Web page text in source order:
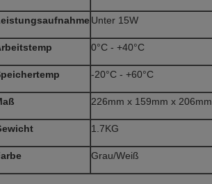
Unter 15W
0°C - +40°C
-20°C - +60°C
226mm x 159mm x 206mm
1.7KG
Grau/Weiß